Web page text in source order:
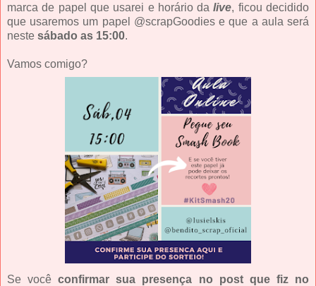
marca de papel que usarei e horário da live, ficou decidido
que usaremos um papel @scrapGoodies e que a aula será
neste sábado as 15:00.
Vamos comigo?
Se vocêconfirmar sua presença no post que fiz no